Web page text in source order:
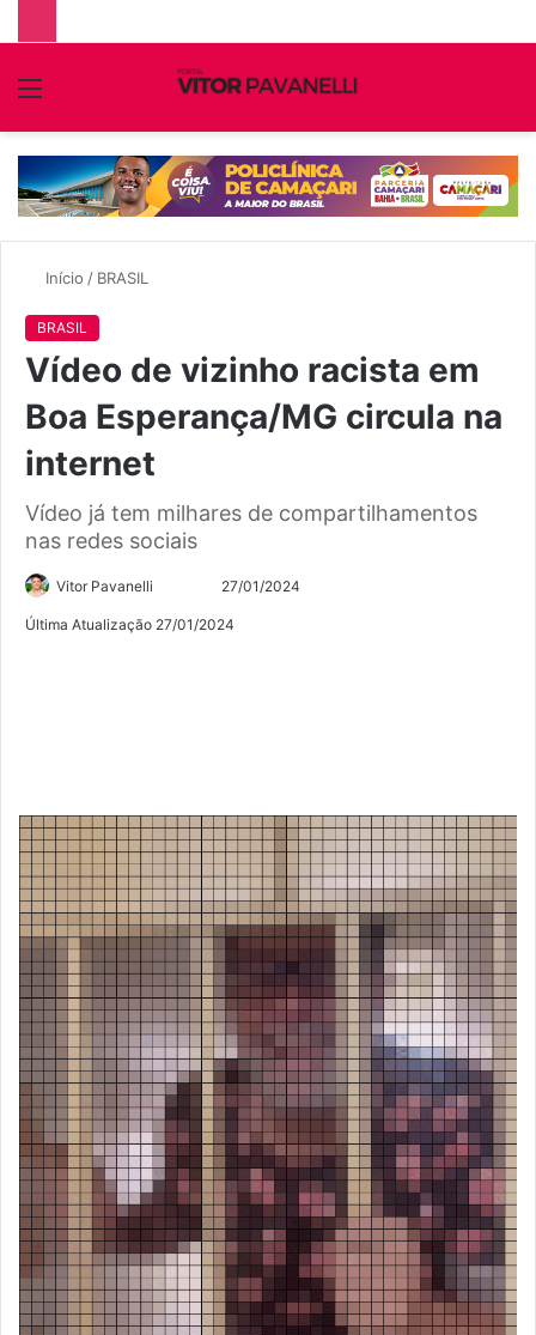
Menu
Início / BRASIL
BRASIL
Vídeo de vizinho racista em
Boa Esperança/MG circula na
internet
Vídeo já tem milhares de compartilhamentos
nas redes sociais
Vitor Pavanelli
no
Mande
um
27/01/2024
Última Atualização 27/01/2024